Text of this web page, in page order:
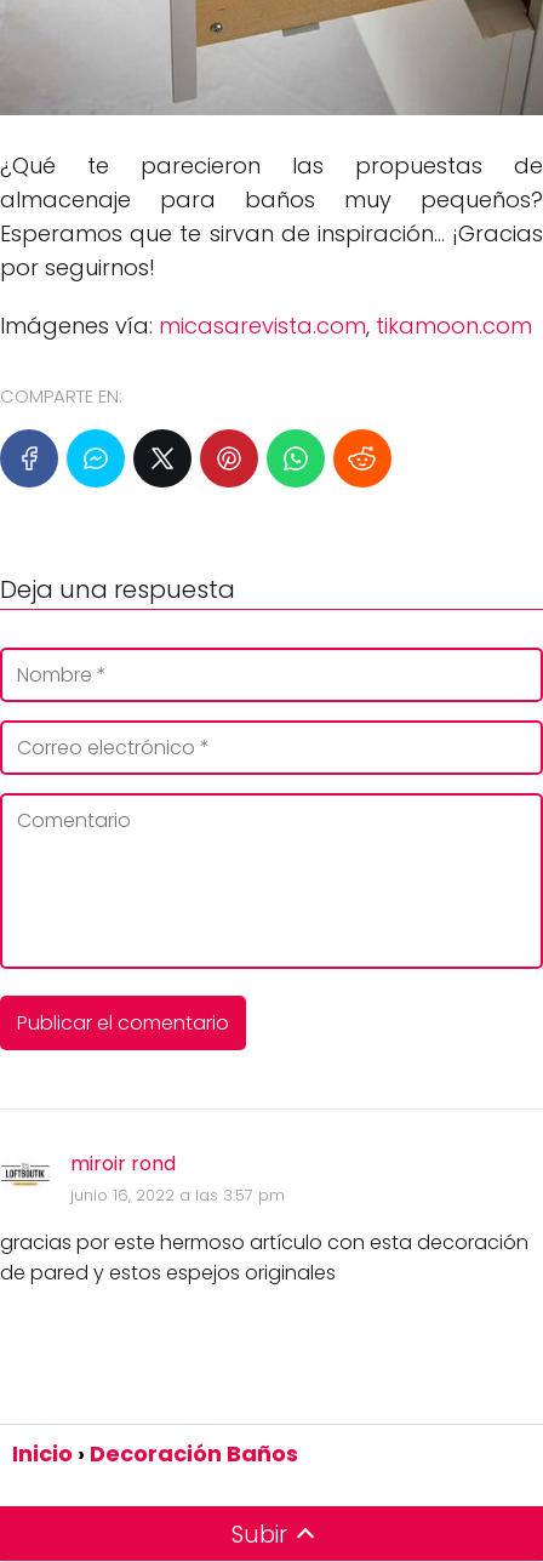
¿Qué te parecieron las propuestas de
almacenaje para baños muy pequeños?
Esperamos que te sirvan de inspiración... ¡Gracias
por seguirnos!
Imágenes vía: micasarevista.com, tikamoon.com
COMPARTE EN:
miroir rond
junio 16, 2022 a las 3:57 pm
gracias por este hermoso artículo con esta decoración
de pared y estos espejos originales
Deja una respuesta
Inicio Decoración Baños
Subir